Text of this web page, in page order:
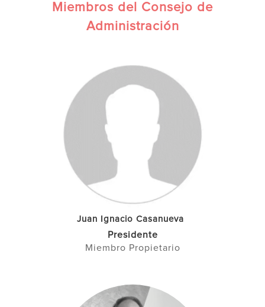
Miembros del Consejo de
Administración
Juan Ignacio Casanueva
Presidente
Miembro Propietario